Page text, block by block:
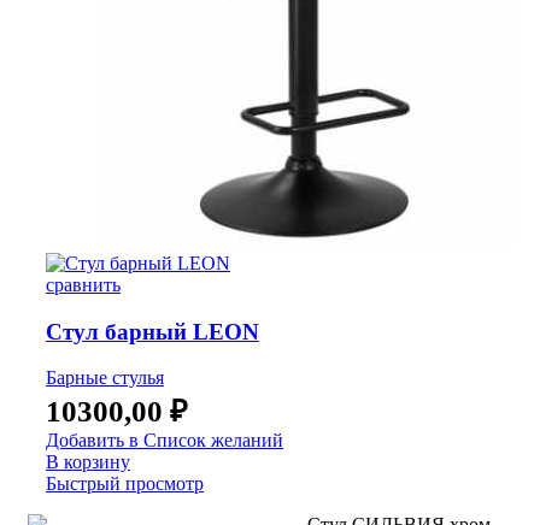
сравнить
Стул барный LEON
Барные стулья
10300,00 ₽
Добавить в Список желаний
В корзину
Быстрый просмотр